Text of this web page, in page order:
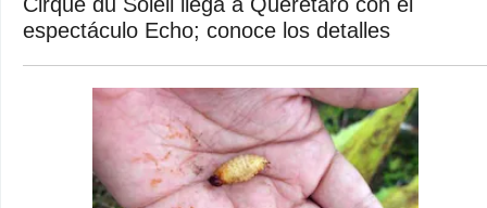
espectáculo Echo; conoce los detalles